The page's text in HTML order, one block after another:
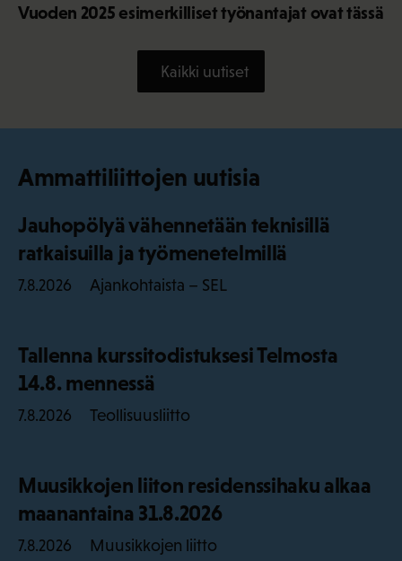
Vuoden 2025 esimerkilliset työnantajat ovat tässä
Kaikki uutiset
Ammattiliittojen uutisia
Jauhopölyä vähennetään teknisillä
ratkaisuilla ja työmenetelmillä
7.8.2026 Ajankohtaista – SEL
Tallenna kurssitodistuksesi Telmosta
14.8. mennessä
7.8.2026 Teollisuusliitto
Muusikkojen liiton residenssihaku alkaa
maanantaina 31.8.2026
7.8.2026 Muusikkojen liitto